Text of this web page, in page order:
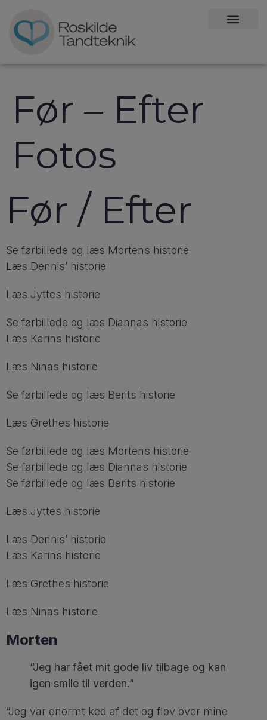
Før – Efter
Fotos
Før / Efter
Se førbillede og læs Mortens historie
Læs Dennis’ historie
Læs Jyttes historie
Se førbillede og læs Diannas historie
Læs Karins historie
Læs Ninas historie
Se førbillede og læs Berits historie
Læs Grethes historie
Se førbillede og læs Mortens historie
Se førbillede og læs Diannas historie
Se førbillede og læs Berits historie
Læs Jyttes historie
Læs Dennis’ historie
Læs Karins historie
Læs Grethes historie
Læs Ninas historie
Morten
“Jeg har fået mit gode liv tilbage og kan
igen smile til verden.”
“Jeg var enormt ked af det og flov over mine